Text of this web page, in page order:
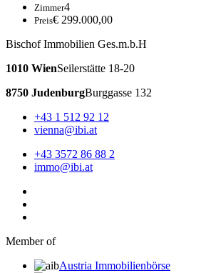
Zimmer4
Preis€ 299.000,00
Bischof Immobilien Ges.m.b.H
1010 WienSeilerstätte 18-20
8750 JudenburgBurggasse 132
+43 1 512 92 12
vienna@ibi.at
+43 3572 86 88 2
immo@ibi.at
Member of
Austria Immobilienbörse